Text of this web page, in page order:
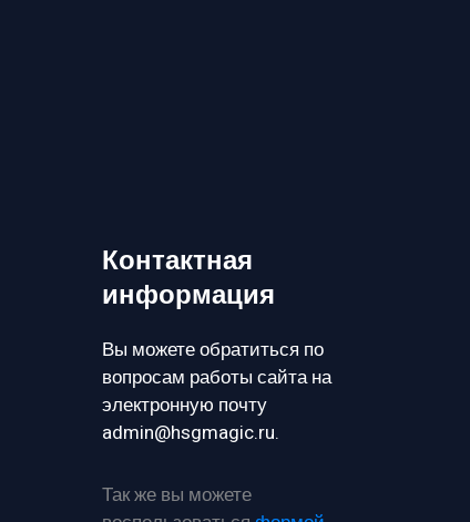
Контактная
информация
Вы можете обратиться по
вопросам работы сайта на
электронную почту
admin@hsgmagic.ru.
Так же вы можете